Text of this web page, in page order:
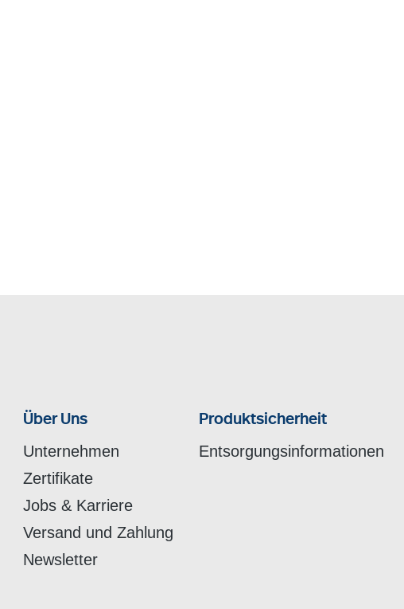
Über Uns
Unternehmen
Zertifikate
Jobs & Karriere
Versand und Zahlung
Newsletter
Produktsicherheit
Entsorgungsinformationen